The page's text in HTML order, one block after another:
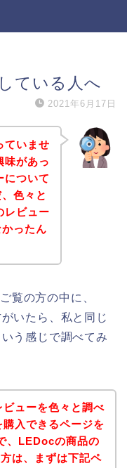
ている人へ
2021年6月17日
ていませ
味があっ
について
色々と
レビュー
ったん
覧の方の中に、
いたら、私と同じ
う感じで調べてみ
ューを色々と調べ
入できるページを
、LEDocの商品の
は、まずは下記ペ